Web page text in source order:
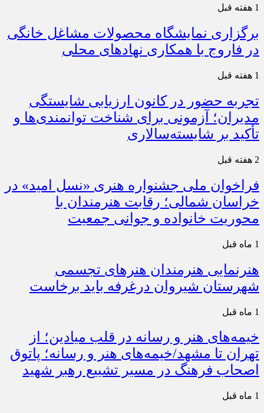
1 هفته قبل
برگزاری نمایشگاه محصولات مشاغل خانگی
در فاروج با همکاری نهادهای محلی
1 هفته قبل
تجربه حضور در کانون ارزیابی شایستگی
مدیران؛ آزمونی برای شناخت توانمندی‌ها و
تأکید بر شایسته‌سالاری
2 هفته قبل
فراخوان ملی جشنواره هنری «نسل امید» در
خراسان شمالی؛ رقابت هنرمندان با
محوریت خانواده و جوانی جمعیت
1 ماه قبل
هنرنمایی هنرمندان هنرهای تجسمی
شهرستان شیروان درغرفه باید برخاست
1 ماه قبل
خیمه‌های هنر و رسانه در قلب میادین؛ از
تهران تا مشهد/خیمه‌های هنر و رسانه؛ پاتوق
اصحاب فرهنگ در مسیر تشییع رهبر شهید
1 ماه قبل